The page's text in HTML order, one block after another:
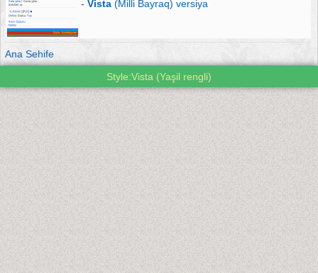
- Vista (Milli Bayraq) versiya
Ana Sehife
Style:Vista (Yaşil rengli)